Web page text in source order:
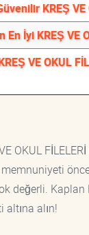
KREŞ
En İyi KREŞ VE
VE OKUL
OKUL FİLELERİ
değerli. Kaplan
alın!